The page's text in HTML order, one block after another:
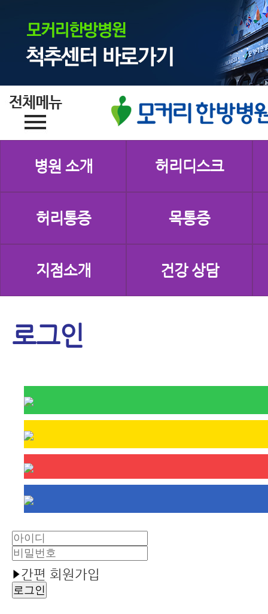
병원 소개 허리디스크
허리통증 목통증
지점소개 건강 상담
로그인
간편 회원가입